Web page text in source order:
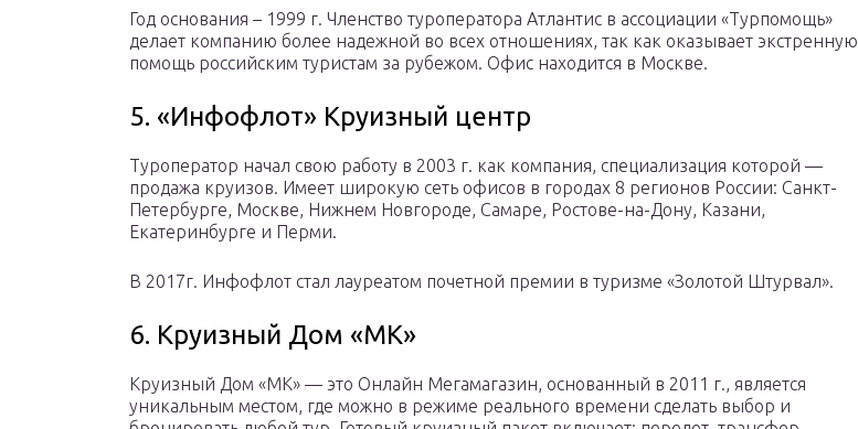
Год основания – 1999 г. Членство туроператора Атлантис в ассоциации «Турпомощь»
делает компанию более надежной во всех отношениях, так как оказывает экстренную
помощь российским туристам за рубежом. Офис находится в Москве.
5. «Инфофлот» Круизный центр
Туроператор начал свою работу в 2003 г. как компания, специализация которой —
продажа круизов. Имеет широкую сеть офисов в городах 8 регионов России: Санкт-
Петербурге, Москве, Нижнем Новгороде, Самаре, Ростове-на-Дону, Казани,
Екатеринбурге и Перми.
В 2017г. Инфофлот стал лауреатом почетной премии в туризме «Золотой Штурвал».
6. Круизный Дом «МК»
Круизный Дом «МК» — это Онлайн Мегамагазин, основанный в 2011 г., является
уникальным местом, где можно в режиме реального времени сделать выбор и